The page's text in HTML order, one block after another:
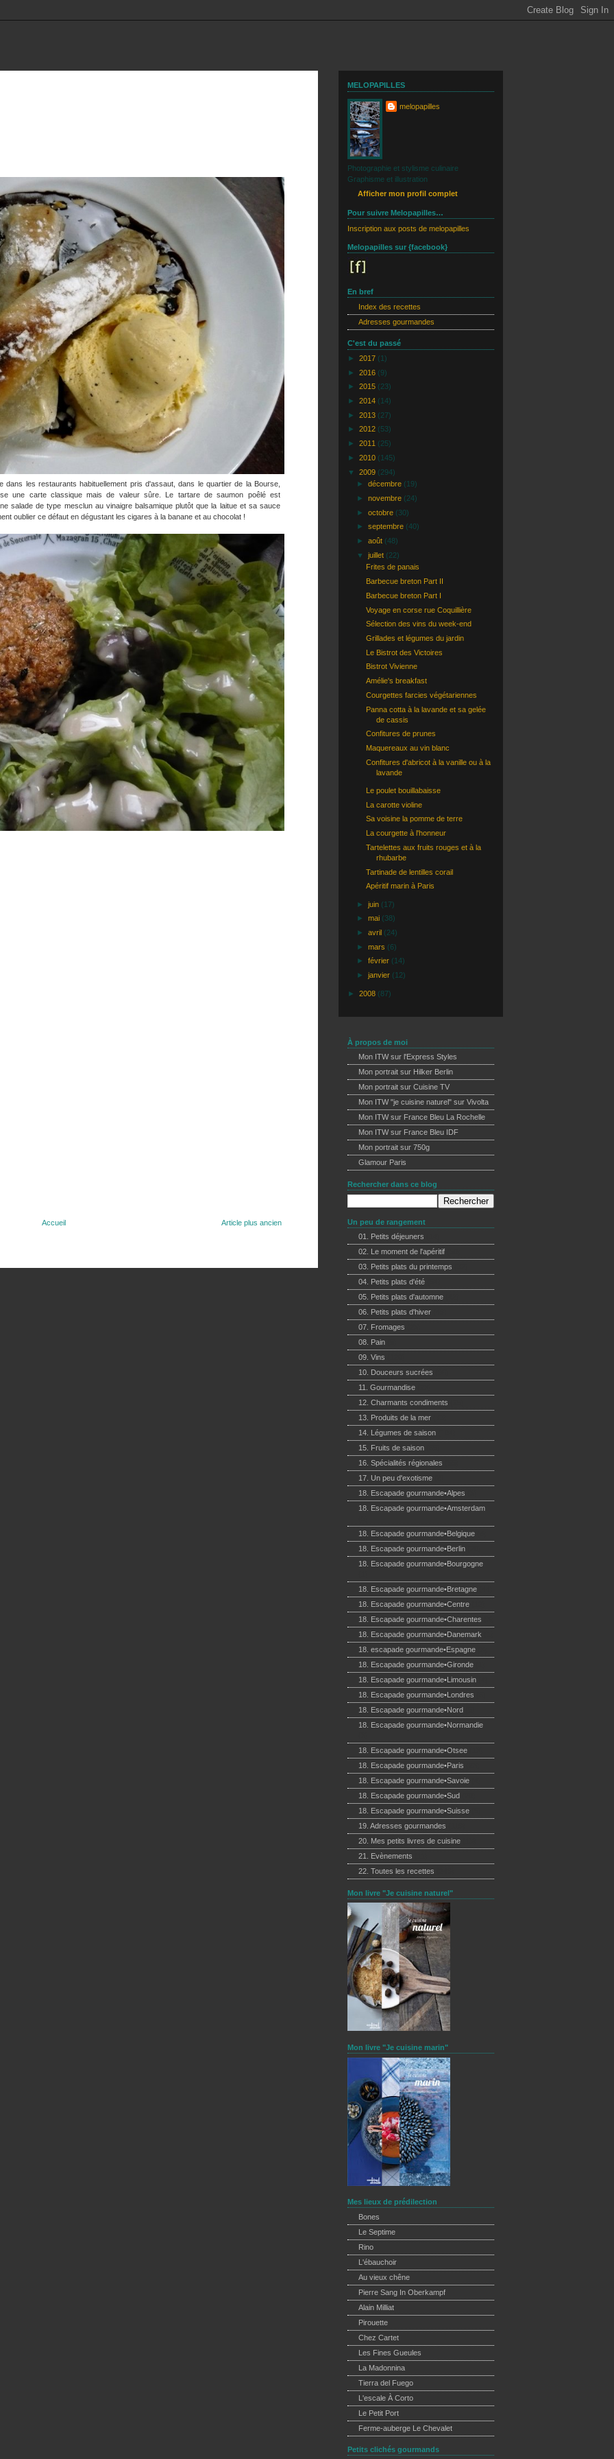
les restaurants habituellement pris d'assaut, dans le quartier de la Bourse,
une carte classique mais de valeur sûre. Le tartare de saumon poêlé est
salade de type mesclun au vinaigre balsamique plutôt que la laitue et sa sauce
oublier ce défaut en dégustant les cigares à la banane et au chocolat !
Article plus ancien
Accueil
MELOPAPILLES
melopapilles
Photographie et stylisme culinaire
Graphisme et illustration
Afficher mon profil complet
Pour suivre Melopapilles…
Inscription aux posts de melopapilles
Melopapilles sur {facebook}
En bref
Index des recettes
Adresses gourmandes
C'est du passé
► 2017 (1)
► 2016 (9)
► 2015 (23)
► 2014 (14)
► 2013 (27)
► 2012 (53)
► 2011 (25)
► 2010 (145)
▼ 2009 (294)
► décembre (19)
► novembre (24)
► octobre (30)
► septembre (40)
► août (48)
▼ juillet (22)
Frites de panais
Barbecue breton Part II
Barbecue breton Part I
Voyage en corse rue Coquillière
Sélection des vins du week-end
Grillades et légumes du jardin
Le Bistrot des Victoires
Bistrot Vivienne
Amélie's breakfast
Courgettes farcies végétariennes
Panna cotta à la lavande et sa gelée
de cassis
Confitures de prunes
Maquereaux au vin blanc
Confitures d'abricot à la vanille ou à la
lavande
Le poulet bouillabaisse
La carotte violine
Sa voisine la pomme de terre
La courgette à l'honneur
Tartelettes aux fruits rouges et à la
rhubarbe
Tartinade de lentilles corail
Apéritif marin à Paris
► juin (17)
► mai (38)
► avril (24)
► mars (6)
► février (14)
► janvier (12)
► 2008 (87)
À propos de moi
Mon ITW sur l'Express Styles
Mon portrait sur Hilker Berlin
Mon portrait sur Cuisine TV
Mon ITW "je cuisine naturel" sur Vivolta
Mon ITW sur France Bleu La Rochelle
Mon ITW sur France Bleu IDF
Mon portrait sur 750g
Glamour Paris
Rechercher dans ce blog
Un peu de rangement
01. Petits déjeuners
02. Le moment de l'apéritif
03. Petits plats du printemps
04. Petits plats d'été
05. Petits plats d'automne
06. Petits plats d'hiver
07. Fromages
08. Pain
09. Vins
10. Douceurs sucrées
11. Gourmandise
12. Charmants condiments
13. Produits de la mer
14. Légumes de saison
15. Fruits de saison
16. Spécialités régionales
17. Un peu d'exotisme
18. Escapade gourmande•Alpes
18. Escapade gourmande•Amsterdam
18. Escapade gourmande•Belgique
18. Escapade gourmande•Berlin
18. Escapade gourmande•Bourgogne
18. Escapade gourmande•Bretagne
18. Escapade gourmande•Centre
18. Escapade gourmande•Charentes
18. Escapade gourmande•Danemark
18. escapade gourmande•Espagne
18. Escapade gourmande•Gironde
18. Escapade gourmande•Limousin
18. Escapade gourmande•Londres
18. Escapade gourmande•Nord
18. Escapade gourmande•Normandie
18. Escapade gourmande•Otsee
18. Escapade gourmande•Paris
18. Escapade gourmande•Savoie
18. Escapade gourmande•Sud
18. Escapade gourmande•Suisse
19. Adresses gourmandes
20. Mes petits livres de cuisine
21. Evènements
22. Toutes les recettes
Mon livre "Je cuisine naturel"
Mon livre "Je cuisine marin"
Mes lieux de prédilection
Bones
Le Septime
Rino
L'ébauchoir
Au vieux chêne
Pierre Sang In Oberkampf
Alain Milliat
Pirouette
Chez Cartet
Les Fines Gueules
La Madonnina
Tierra del Fuego
L'escale À Corto
Le Petit Port
Ferme-auberge Le Chevalet
Petits clichés gourmands